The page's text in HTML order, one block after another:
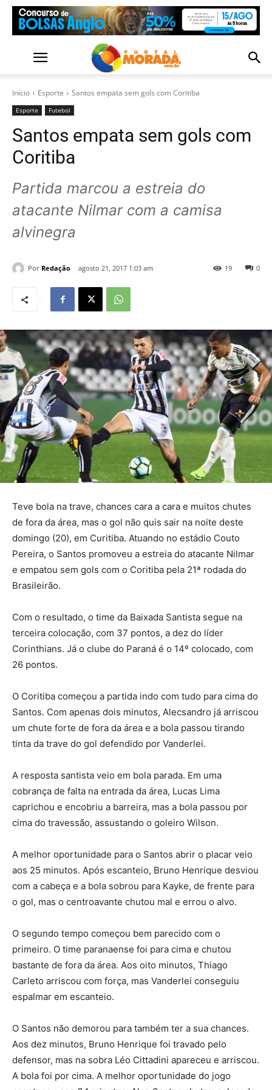
Início Esporte Santos empata sem gols com Coritiba
Esporte Futebol
Santos empata sem gols com
Coritiba
Partida marcou a estreia do
atacante Nilmar com a camisa
alvinegra
Por Redação agosto 21, 2017 1:03 am 0
19
Teve bola na trave, chances cara a cara e muitos chutes
de fora da área, mas o gol não quis sair na noite deste
domingo (20), em Curitiba. Atuando no estádio Couto
Pereira, o Santos promoveu a estreia do atacante Nilmar
e empatou sem gols com o Coritiba pela 21ª rodada do
Brasileirão.
Com o resultado, o time da Baixada Santista segue na
terceira colocação, com 37 pontos, a dez do líder
Corinthians. Já o clube do Paraná é o 14º colocado, com
26 pontos.
O Coritiba começou a partida indo com tudo para cima do
Santos. Com apenas dois minutos, Alecsandro já arriscou
um chute forte de fora da área e a bola passou tirando
tinta da trave do gol defendido por Vanderlei.
A resposta santista veio em bola parada. Em uma
cobrança de falta na entrada da área, Lucas Lima
caprichou e encobriu a barreira, mas a bola passou por
cima do travessão, assustando o goleiro Wilson.
A melhor oportunidade para o Santos abrir o placar veio
aos 25 minutos. Após escanteio, Bruno Henrique desviou
com a cabeça e a bola sobrou para Kayke, de frente para
o gol, mas o centroavante chutou mal e errou o alvo.
O segundo tempo começou bem parecido com o
primeiro. O time paranaense foi para cima e chutou
bastante de fora da área. Aos oito minutos, Thiago
Carleto arriscou com força, mas Vanderlei conseguiu
espalmar em escanteio.
O Santos não demorou para também ter a sua chances.
Aos dez minutos, Bruno Henrique foi travado pelo
defensor, mas na sobra Léo Cittadini apareceu e arriscou.
A bola foi por cima. A melhor oportunidade do jogo